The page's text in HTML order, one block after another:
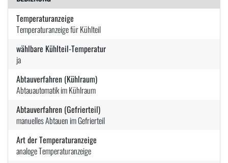
Temperaturanzeige
Temperaturanzeige für Kühlteil
wählbare Kühlteil-Temperatur
ja
Abtauverfahren (Kühlraum)
Abtauautomatik im Kühlraum
Abtauverfahren (Gefrierteil)
manuelles Abtauen im Gefrierteil
Art der Temperaturanzeige
analoge Temperaturanzeige